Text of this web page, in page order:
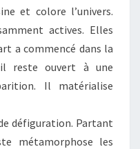
et colore l’univers.
actives. Elles
a commencé dans la
reste ouvert à une
Il matérialise
défiguration. Partant
métamorphose les